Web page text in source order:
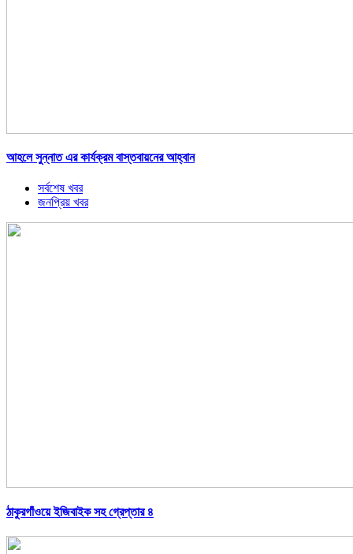
আহলে সুন্নাত এর কার্যক্রম বাস্তবায়নের আহ্বান
সর্বশেষ খবর
জনপ্রিয় খবর
ঠাকুরগাঁওয়ে ইজিবাইক সহ গ্রেপ্তার ৪